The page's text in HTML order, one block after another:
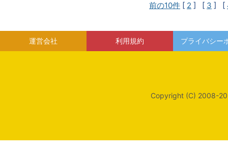
前の10件 [ 2 ] [ 3 ] [
運営会社 利用規約 プライバシー
Copyright (C) 2008-